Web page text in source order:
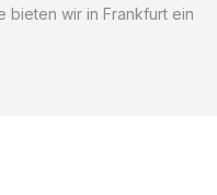
bieten wir in Frankfurt ein